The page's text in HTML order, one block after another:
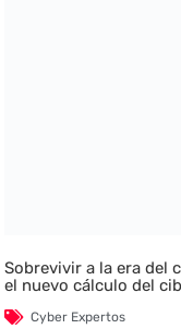
Sobrevivir a la era del
el nuevo cálculo del
Cyber Expertos